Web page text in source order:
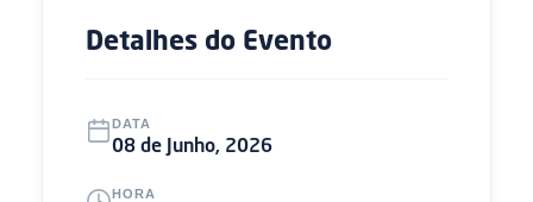
Detalhes do Evento
DATA
08 de Junho, 2026
HORA